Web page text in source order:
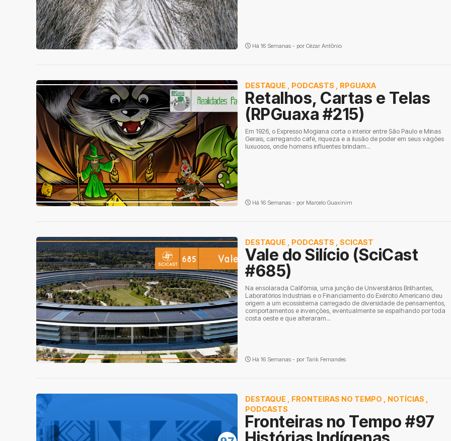
Há 16 Semanas - por Cézar Antônio
DESTAQUE PODCASTS RPGUAXA
Retalhos, Cartas e Telas
(RPGuaxa #215)
Em 1926, o Expresso Mogiana corta o interior entre São Paulo e Minas
Gerais, carregando café, riqueza e a ilusão de poder em seus vagões
luxuosos, onde homens influentes brindam...
Há 16 Semanas - por Marcelo Guaxinim
DESTAQUE PODCASTS SCICAST
Vale do Silício (SciCast
#685)
Na ensolarada Califórnia, uma junção de Universitários Brilhantes,
Laboratórios Industriais e o Financiamento do Exército Americano deu
origem a um ecossistema carregado de diversidade de pensamentos,
comportamentos e invenções, eventualmente se espalhando por toda
costa oeste e que alteraram...
Há 16 Semanas - por Tarik Fernandes
DESTAQUE FRONTEIRAS NO TEMPO NOTÍCIAS
PODCASTS
Fronteiras no Tempo #97